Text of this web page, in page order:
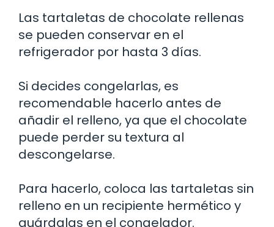
Las tartaletas de chocolate rellenas
se pueden conservar en el
refrigerador por hasta 3 días.
Si decides congelarlas, es
recomendable hacerlo antes de
añadir el relleno, ya que el chocolate
puede perder su textura al
descongelarse.
Para hacerlo, coloca las tartaletas sin
relleno en un recipiente hermético y
guárdalas en el congelador.